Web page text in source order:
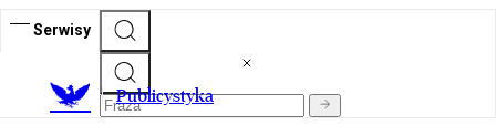
Serwisy
Publicystyka